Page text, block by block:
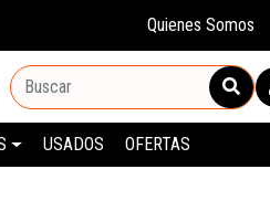
Quienes Somos
USADOS OFERTAS